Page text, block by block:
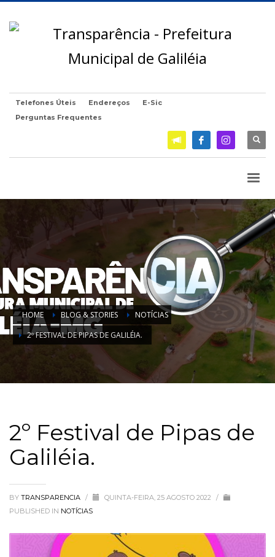
Telefones Úteis Endereços
E-Sic
Perguntas Frequentes
HOME BLOG & STORIES
NOTÍCIAS
2º FESTIVAL DE PIPAS DE GALILÉIA.
2º Festival de Pipas de
Galiléia.
BY TRANSPARENCIA / QUINTA-FEIRA, 25 AGOSTO 2022
/
PUBLISHED IN NOTÍCIAS